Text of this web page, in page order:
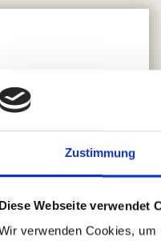
Zustimmung
Diese Webseite verwendet
verwenden Cookies,